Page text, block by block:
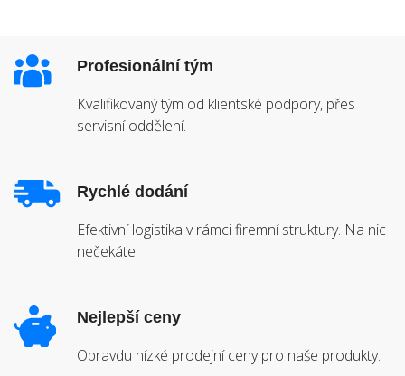
Profesionální tým
Kvalifikovaný tým od klientské podpory, přes
servisní oddělení.
Rychlé dodání
Efektivní logistika v rámci firemní struktury. Na nic
nečekáte.
Nejlepší ceny
Opravdu nízké prodejní ceny pro naše produkty.